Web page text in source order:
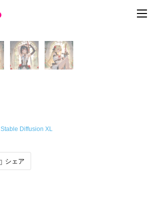
t
o
Stable Diffusion XL
シェア